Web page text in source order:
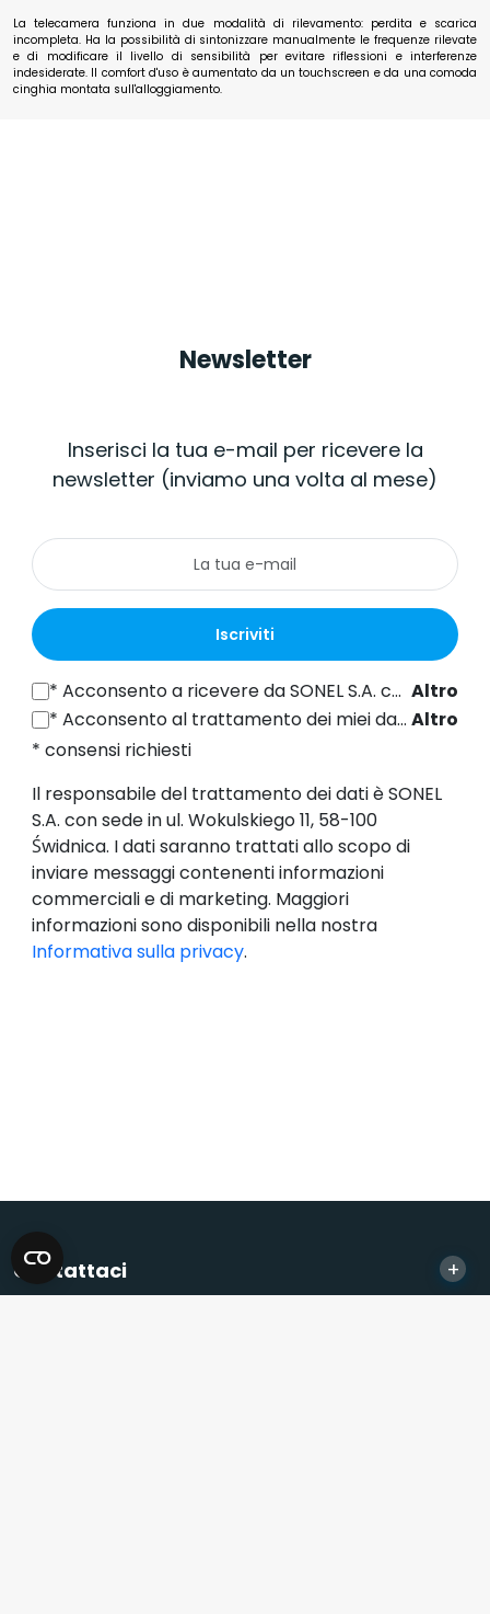
La telecamera funziona in due modalità di rilevamento: perdita e scarica
incompleta. Ha la possibilità di sintonizzare manualmente le frequenze rilevate
e di modificare il livello di sensibilità per evitare riflessioni e interferenze
indesiderate. Il comfort d'uso è aumentato da un touchscreen e da una comoda
cinghia montata sull'alloggiamento.
Newsletter
Inserisci la tua e-mail per ricevere la
newsletter (inviamo una volta al mese)
Iscriviti
*Acconsento a ricevere da SONEL S.A. con sede in ul. Wokulskiego 11, 58-100 Świdnica informazioni commerciali per via elettronica (all'indirizzo e-mail fornito) a fini di marketing, ai sensi dell'articolo 398 della legge del 12 luglio 2024 sul diritto delle comunicazioni elettroniche.
Altro
*Acconsento al trattamento dei miei dati personali (indirizzo e-mail) da parte di SONEL S.A. con sede in ul. Wokulskiego 11, 58-100 Świdnica, ai fini dell'invio di newsletter contenenti informazioni commerciali e di marketing, ai sensi dell'art. 6, comma 1, lettera a) del Regolamento generale sulla protezione dei dati (GDPR). Altro
* consensi richiesti
Il responsabile del trattamento dei dati è SONEL
S.A. con sede in ul. Wokulskiego 11, 58-100
Świdnica. I dati saranno trattati allo scopo di
inviare messaggi contenenti informazioni
commerciali e di marketing. Maggiori
informazioni sono disponibili nella nostra
Informativa sulla privacy.
Contattaci +